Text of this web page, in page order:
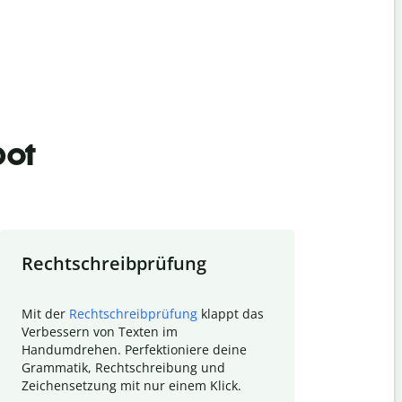
Rechtschreibprüfung
Mit der Rechtschreibprüfung klappt das
Verbessern von Texten im
Handumdrehen. Perfektioniere deine
Grammatik, Rechtschreibung und
Zeichensetzung mit nur einem Klick.